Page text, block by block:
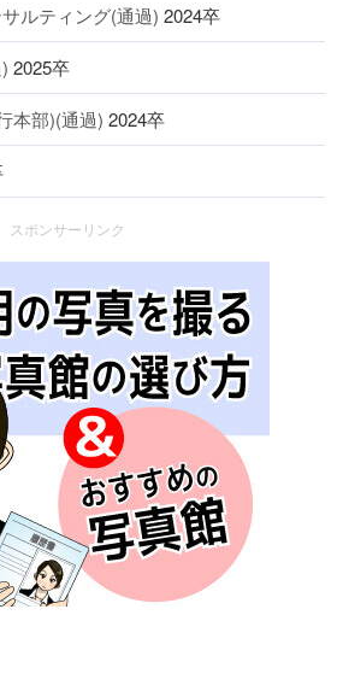
ルティング(通過) 2024卒
2025卒
本部)(通過) 2024卒
スポンサーリンク